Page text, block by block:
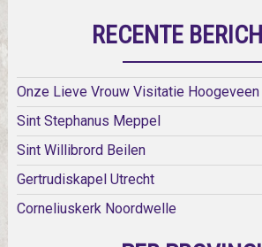
RECENTE
Onze Lieve Vrouw Visitatie Hoogeveen
Sint Stephanus Meppel
Sint Willibrord Beilen
Gertrudiskapel Utrecht
Corneliuskerk Noordwelle